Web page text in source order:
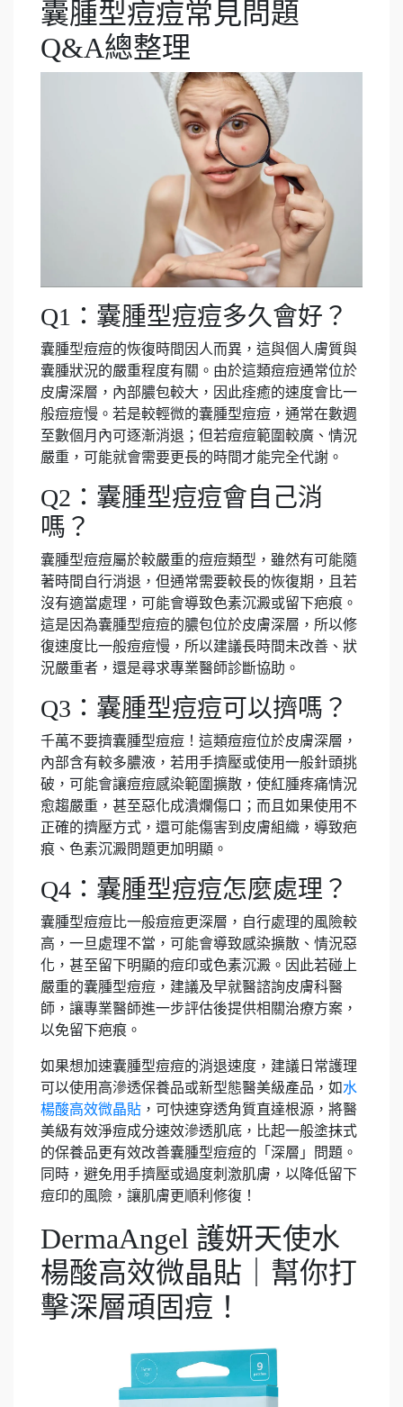
囊腫型痘痘常見問題
Q&A總整理
Q1：囊腫型痘痘多久會好？
囊腫型痘痘的恢復時間因人而異，這與個人膚質與
囊腫狀況的嚴重程度有關。由於這類痘痘通常位於
皮膚深層，內部膿包較大，因此痊癒的速度會比一
般痘痘慢。若是較輕微的囊腫型痘痘，通常在數週
至數個月內可逐漸消退；但若痘痘範圍較廣、情況
嚴重，可能就會需要更長的時間才能完全代謝。
Q2：囊腫型痘痘會自己消
嗎？
囊腫型痘痘屬於較嚴重的痘痘類型，雖然有可能隨
著時間自行消退，但通常需要較長的恢復期，且若
沒有適當處理，可能會導致色素沉澱或留下疤痕。
這是因為囊腫型痘痘的膿包位於皮膚深層，所以修
復速度比一般痘痘慢，所以建議長時間未改善、狀
況嚴重者，還是尋求專業醫師診斷協助。
Q3：囊腫型痘痘可以擠嗎？
千萬不要擠囊腫型痘痘！這類痘痘位於皮膚深層，
內部含有較多膿液，若用手擠壓或使用一般針頭挑
破，可能會讓痘痘感染範圍擴散，使紅腫疼痛情況
愈趨嚴重，甚至惡化成潰爛傷口；而且如果使用不
正確的擠壓方式，還可能傷害到皮膚組織，導致疤
痕、色素沉澱問題更加明顯。
Q4：囊腫型痘痘怎麼處理？
囊腫型痘痘比一般痘痘更深層，自行處理的風險較
高，一旦處理不當，可能會導致感染擴散、情況惡
化，甚至留下明顯的痘印或色素沉澱。因此若碰上
嚴重的囊腫型痘痘，建議及早就醫諮詢皮膚科醫
師，讓專業醫師進一步評估後提供相關治療方案，
以免留下疤痕。
如果想加速囊腫型痘痘的消退速度，建議日常護理
可以使用高滲透保養品或新型態醫美級產品，如水
楊酸高效微晶貼 ，可快速穿透角質直達根源，將醫
美級有效淨痘成分速效滲透肌底，比起一般塗抹式
的保養品更有效改善囊腫型痘痘的「深層」問題。
同時，避免用手擠壓或過度刺激肌膚，以降低留下
痘印的風險，讓肌膚更順利修復！
DermaAngel 護妍天使水
楊酸高效微晶貼｜幫你打
擊深層頑固痘！